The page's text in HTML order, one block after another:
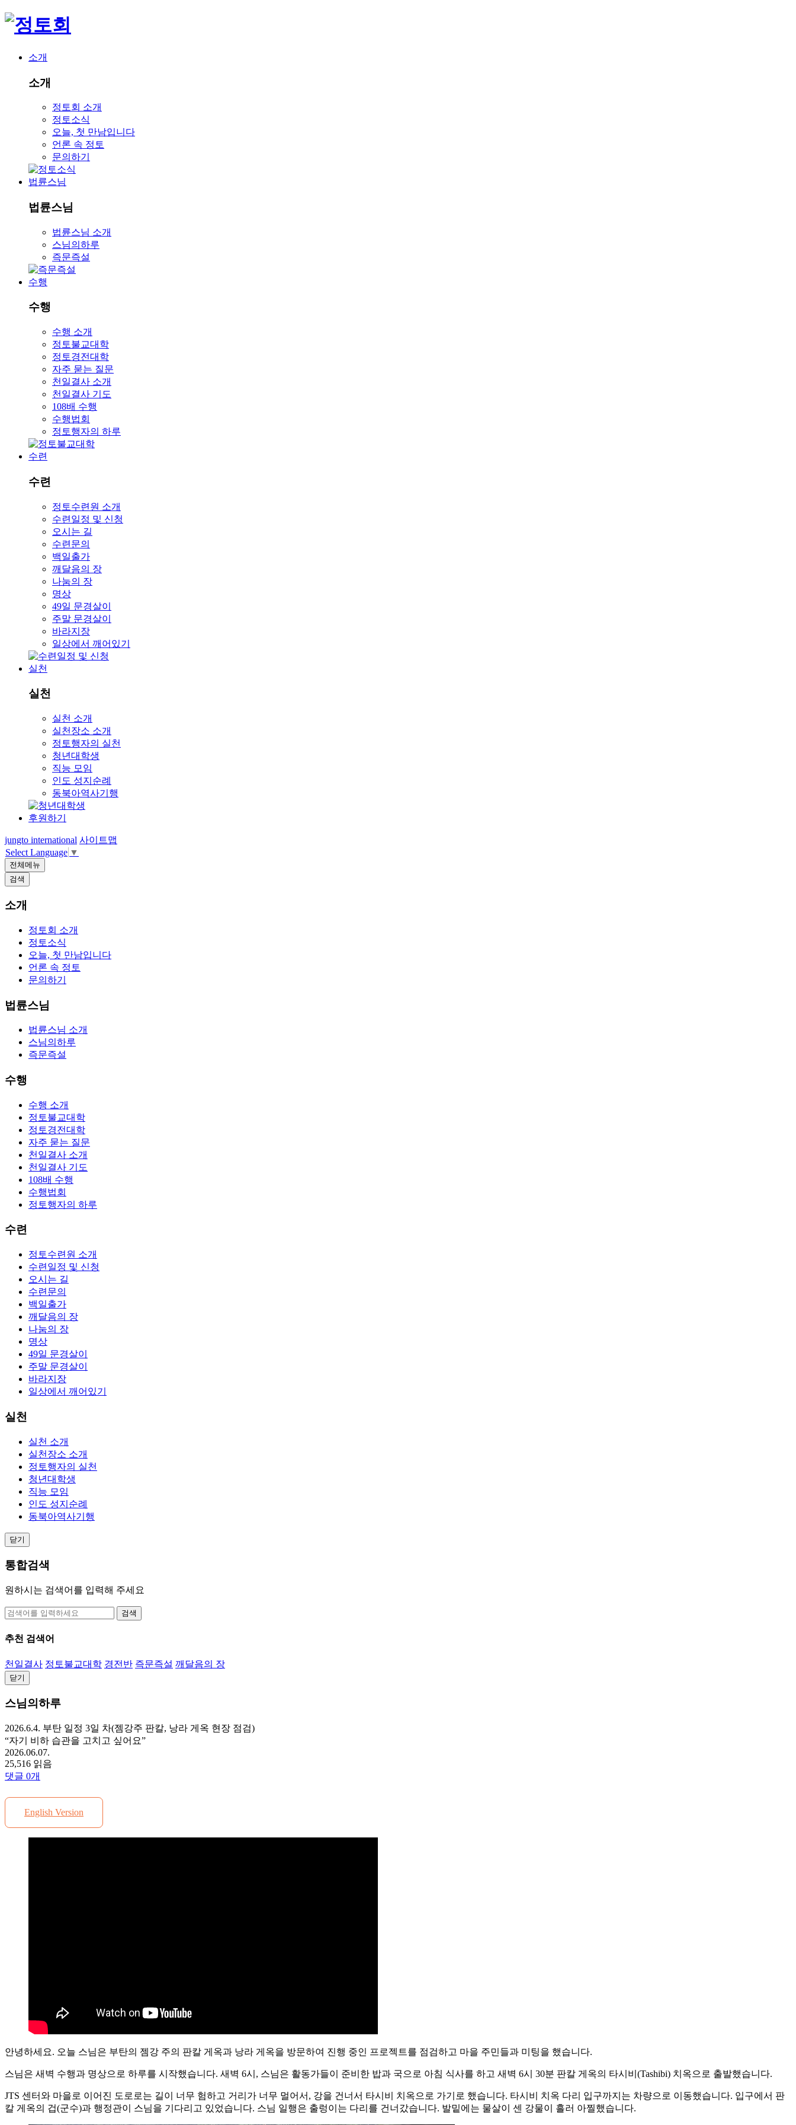
소개
소개
정토회 소개
정토소식
오늘, 첫 만남입니다
언론 속 정토
문의하기
법륜스님
법륜스님
법륜스님 소개
스님의하루
즉문즉설
수행
수행
수행 소개
정토불교대학
정토경전대학
자주 묻는 질문
천일결사 소개
천일결사 기도
108배 수행
수행법회
정토행자의 하루
수련
수련
정토수련원 소개
수련일정 및 신청
오시는 길
수련문의
백일출가
깨달음의 장
나눔의 장
명상
49일 문경살이
주말 문경살이
바라지장
일상에서 깨어있기
실천
실천
실천 소개
실천장소 소개
정토행자의 실천
청년대학생
직능 모임
인도 성지순례
동북아역사기행
후원하기
jungto international 사이트맵
Select Language ▼
전체메뉴
검색
소개
정토회 소개
정토소식
오늘, 첫 만남입니다
언론 속 정토
문의하기
법륜스님
법륜스님 소개
스님의하루
즉문즉설
수행
수행 소개
정토불교대학
정토경전대학
자주 묻는 질문
천일결사 소개
천일결사 기도
108배 수행
수행법회
정토행자의 하루
수련
정토수련원 소개
수련일정 및 신청
오시는 길
수련문의
백일출가
깨달음의 장
나눔의 장
명상
49일 문경살이
주말 문경살이
바라지장
일상에서 깨어있기
실천
실천 소개
실천장소 소개
정토행자의 실천
청년대학생
직능 모임
인도 성지순례
동북아역사기행
닫기
통합검색
원하시는 검색어를 입력해 주세요
검색
추천 검색어
천일결사 정토불교대학 경전반 즉문즉설 깨달음의 장
닫기
스님의하루
2026.6.4. 부탄 일정 3일 차(젬강주 판칼, 낭라 게옥 현장 점검)
“자기 비하 습관을 고치고 싶어요”
2026.06.07.
25,516 읽음
댓글 0개
English Version
안녕하세요. 오늘 스님은 부탄의 젬강 주의 판칼 게옥과 낭라 게옥을 방문하여 진행 중인 프로젝트를 점검하고 마을 주민들과 미팅을 했습니다.
스님은 새벽 수행과 명상으로 하루를 시작했습니다. 새벽 6시, 스님은 활동가들이 준비한 밥과 국으로 아침 식사를 하고 새벽 6시 30분 판칼 게옥의 타시비(Tashibi) 치옥으로 출발했습니다.
JTS 센터와 마을로 이어진 도로로는 길이 너무 험하고 거리가 너무 멀어서, 강을 건너서 타시비 치옥으로 가기로 했습니다. 타시비 치옥 다리 입구까지는 차량으로 이동했습니다. 입구에서 판
칼 게옥의 겁(군수)과 행정관이 스님을 기다리고 있었습니다. 스님 일행은 출렁이는 다리를 건너갔습니다. 발밑에는 물살이 센 강물이 흘러 아찔했습니다.